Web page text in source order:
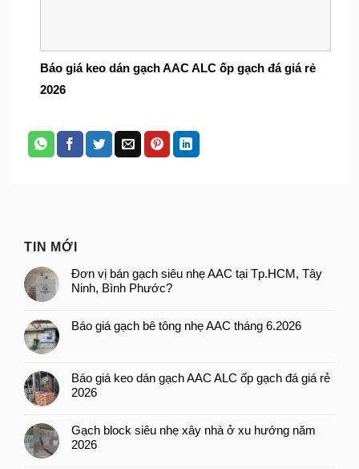
Báo giá keo dán gạch AAC ALC ốp gạch đá giá rẻ
2026
TIN MỚI
Đơn vị bán gạch siêu nhẹ AAC tại Tp.HCM, Tây
Ninh, Bình Phước?
Báo giá gạch bê tông nhẹ AAC tháng 6.2026
Báo giá keo dán gạch AAC ALC ốp gạch đá giá rẻ
2026
Gạch block siêu nhẹ xây nhà ở xu hướng năm
2026